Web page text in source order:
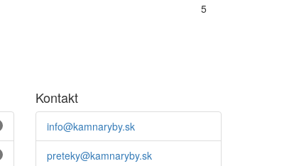
Kontakt
info@kamnaryby.sk
preteky@kamnaryby.sk